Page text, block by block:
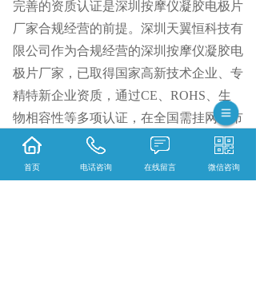
完善的资质认证是深圳按摩仪凝胶电极片
厂家合规经营的前提。深圳天翼恒科技有
限公司作为合规经营的深圳按摩仪凝胶电
极片厂家，已取得国家高新技术企业、专
精特新企业资质，通过CE、ROHS、生
物相容性等多项认证，在全国需挂网省市
完成挂网布局。60余项发明专利的积累，
也从侧面反映了其在技术领域的持续投
入，为合作企业提供了合规经营的保障。
首页 电话咨询 在线留言 微信咨询